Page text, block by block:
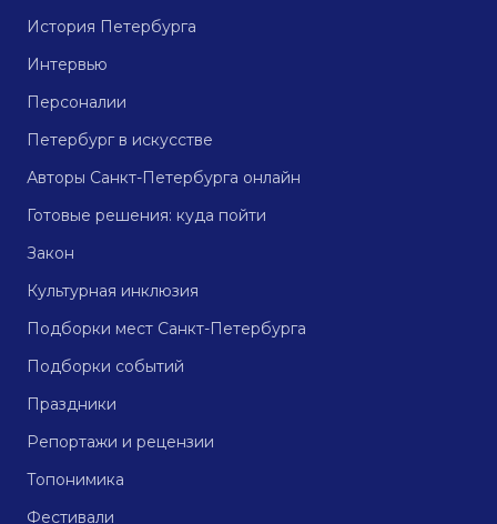
История Петербурга
Интервью
Персоналии
Петербург в искусстве
Авторы Санкт-Петербурга онлайн
Готовые решения: куда пойти
Закон
Культурная инклюзия
Подборки мест Санкт-Петербурга
Подборки событий
Праздники
Репортажи и рецензии
Топонимика
Фестивали